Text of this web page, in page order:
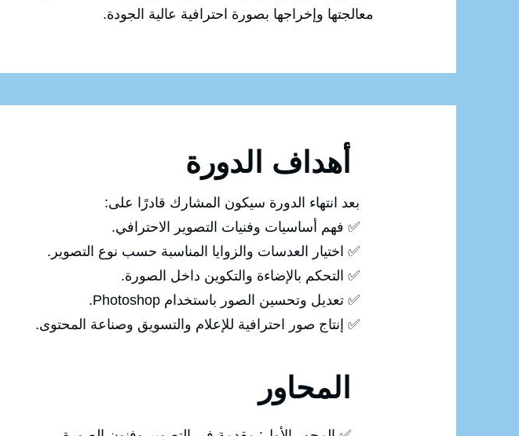
معالجتها وإخراجها بصورة احترافية عالية الجودة.
بعد انتهاء الدورة سيكون المشارك قادرًا على:
✅ فهم أساسيات وفنيات التصوير الاحترافي.
✅ اختيار العدسات والزوايا المناسبة حسب نوع التصوير.
✅ التحكم بالإضاءة والتكوين داخل الصورة.
✅ تعديل وتحسين الصور باستخدام Photoshop.
✅ إنتاج صور احترافية للإعلام والتسويق وصناعة المحتوى.